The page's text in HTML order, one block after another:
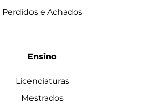
Perdidos e Achados
Ensino
Licenciaturas
Mestrados